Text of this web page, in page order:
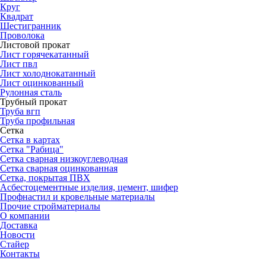
Круг
Квадрат
Шестигранник
Проволока
Листовой прокат
Лист горячекатанный
Лист пвл
Лист холоднокатанный
Лист оцинкованный
Рулонная сталь
Трубный прокат
Труба вгп
Труба профильная
Сетка
Сетка в картах
Сетка "Рабица"
Сетка сварная низкоуглеводная
Сетка сварная оцинкованная
Сетка, покрытая ПВХ
Асбестоцементные изделия, цемент, шифер
Профнастил и кровельные материалы
Прочие стройматериалы
О компании
Доставка
Новости
Стайер
Контакты